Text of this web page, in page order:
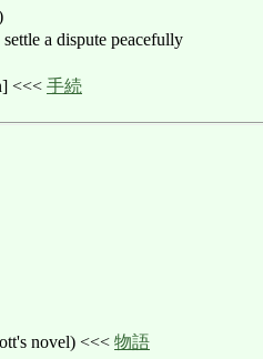
a dispute peacefully
<<< 手続
novel) <<< 物語